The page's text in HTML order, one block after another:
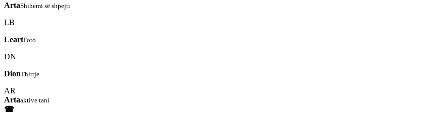
ArtaShihemi së shpejti
LB
LeartFoto
DN
DionThirrje
AR
Artaaktive tani
☎